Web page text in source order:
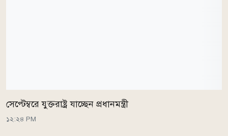
সেপ্টেম্বরে যুক্তরাষ্ট্র যাচ্ছেন প্রধানমন্ত্রী
১২:২৪ PM